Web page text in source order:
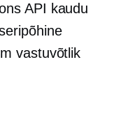
API kaudu
vastuvõtlik